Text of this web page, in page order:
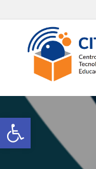
Open toolbar